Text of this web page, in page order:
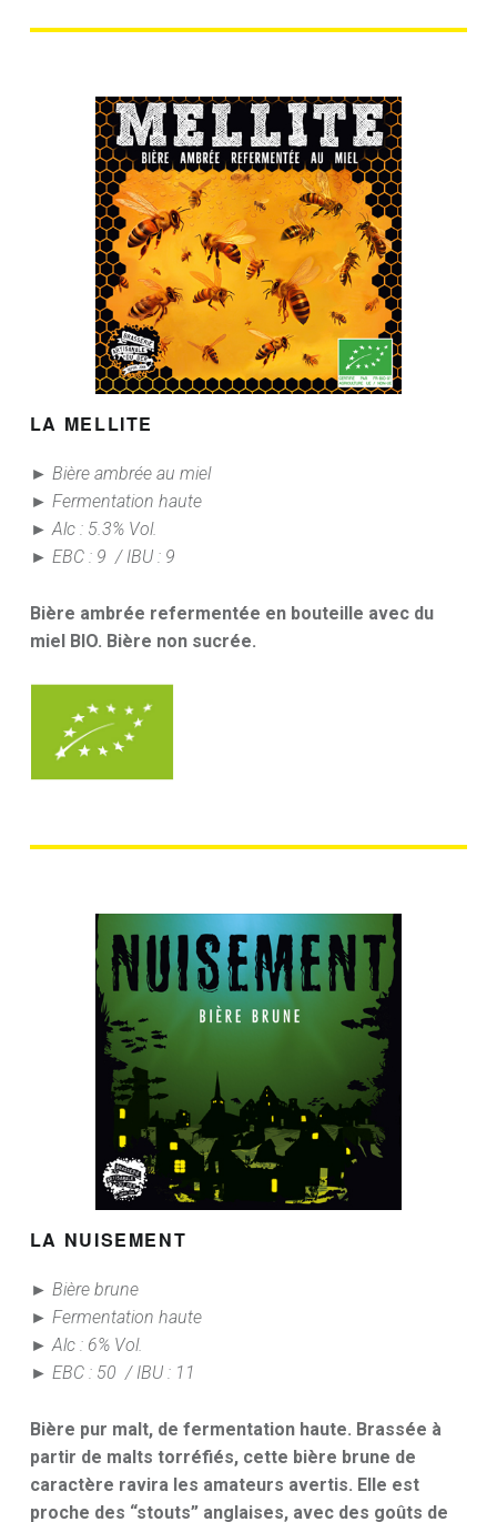
LA MELLITE
► Bière ambrée au miel
► Fermentation haute
► Alc : 5.3% Vol.
► EBC : 9 / IBU : 9
Bière ambrée refermentée en bouteille avec du
miel BIO. Bière non sucrée.
LA NUISEMENT
► Bière brune
► Fermentation haute
► Alc : 6% Vol.
► EBC : 50 / IBU : 11
Bière pur malt, de fermentation haute. Brassée à
partir de malts torréfiés, cette bière brune de
caractère ravira les amateurs avertis. Elle est
proche des “stouts” anglaises, avec des goûts de